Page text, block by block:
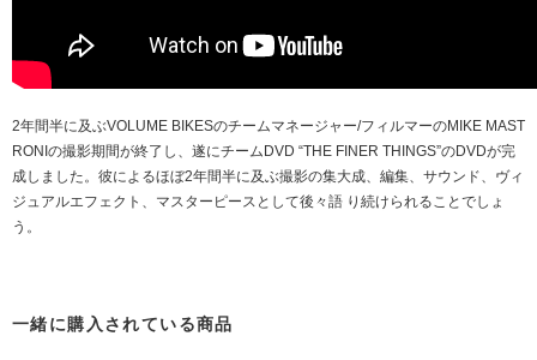
2年間半に及ぶVOLUME BIKESのチームマネージャー/フィルマーのMIKE MAST
RONIの撮影期間が終了し、遂にチームDVD “THE FINER THINGS”のDVDが完
成しました。彼によるほぼ2年間半に及ぶ撮影の集大成、編集、サウンド、ヴィ
ジュアルエフェクト、マスターピースとして後々語 り続けられることでしょ
う。
一緒に購入されている商品